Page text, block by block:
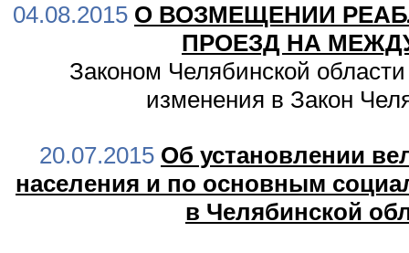
04.08.2015 О ВОЗМЕЩЕНИИ
ПРОЕЗД НА
Законом Челябинской
изменения в Закон
20.07.2015 Об установлении
населения и по основным
в Челябинской